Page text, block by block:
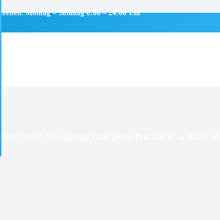
Montag – Sonntag 0:00 – 24:00 Uhr
Reinigung und Desinfektion u. a. nach